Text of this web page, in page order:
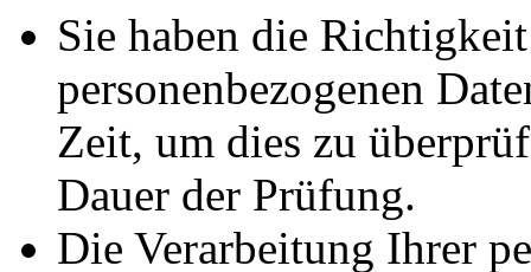
Sie haben die
personenbezogenen
Zeit, um dies zu
Dauer der Prüfung.
Die Verarbeitung Ihrer